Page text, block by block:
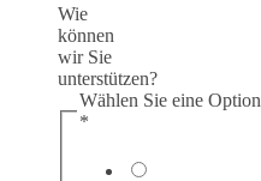
Wie
können
wir Sie
unterstützen?
Wählen Sie eine Option
*